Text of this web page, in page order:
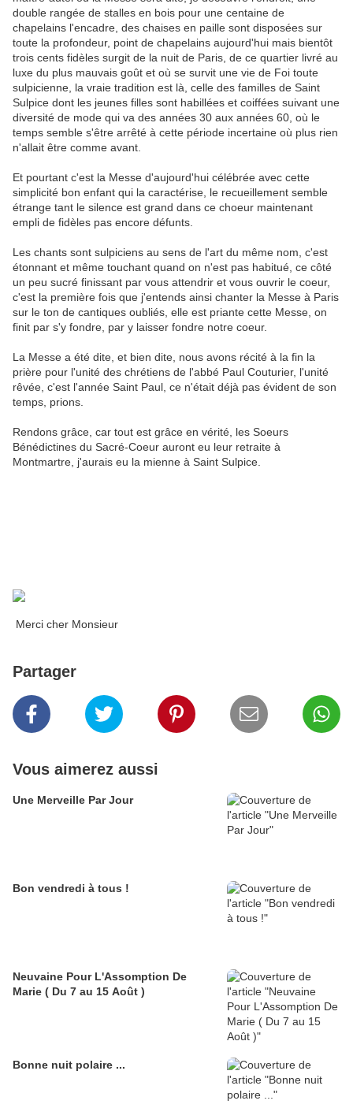
double rangée de stalles en bois pour une centaine de
chapelains l'encadre, des chaises en paille sont disposées sur
toute la profondeur, point de chapelains aujourd'hui mais bientôt
trois cents fidèles surgit de la nuit de Paris, de ce quartier livré au
luxe du plus mauvais goût et où se survit une vie de Foi toute
sulpicienne, la vraie tradition est là, celle des familles de Saint
Sulpice dont les jeunes filles sont habillées et coiffées suivant une
diversité de mode qui va des années 30 aux années 60, où le
temps semble s'être arrêté à cette période incertaine où plus rien
n'allait être comme avant.
Et pourtant c'est la Messe d'aujourd'hui célébrée avec cette
simplicité bon enfant qui la caractérise, le recueillement semble
étrange tant le silence est grand dans ce choeur maintenant
empli de fidèles pas encore défunts.
Les chants sont sulpiciens au sens de l'art du même nom, c'est
étonnant et même touchant quand on n'est pas habitué, ce côté
un peu sucré finissant par vous attendrir et vous ouvrir le coeur,
c'est la première fois que j'entends ainsi chanter la Messe à Paris
sur le ton de cantiques oubliés, elle est priante cette Messe, on
finit par s'y fondre, par y laisser fondre notre coeur.
La Messe a été dite, et bien dite, nous avons récité à la fin la
prière pour l'unité des chrétiens de l'abbé Paul Couturier, l'unité
rêvée, c'est l'année Saint Paul, ce n'était déjà pas évident de son
temps, prions.
Rendons grâce, car tout est grâce en vérité, les Soeurs
Bénédictines du Sacré-Coeur auront eu leur retraite à
Montmartre, j'aurais eu la mienne à Saint Sulpice.
Merci cher Monsieur
Partager
Vous aimerez aussi
Une Merveille Par Jour
Bon vendredi à tous !
Neuvaine Pour L'Assomption De
Marie ( Du 7 au 15 Août )
Bonne nuit polaire ...